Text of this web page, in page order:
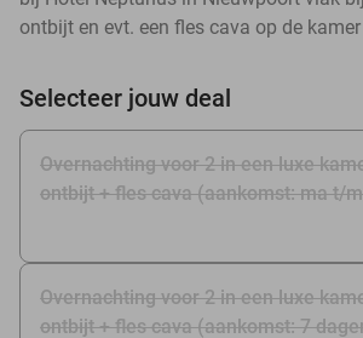
ontbijt en evt. een fles cava op de
Selecteer jouw deal
Overnachting voor 2 in een luxe
ontbijt + fles cava (aankomst: ma t/
Overnachting voor 2 in een luxe
ontbijt + fles cava (aankomst: 7